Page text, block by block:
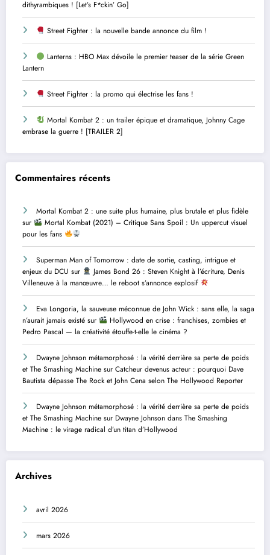
dithyrambiques ! [Let’s F*ckin’ Go]
Street Fighter : la nouvelle bande annonce du film !
Lanterns : HBO Max dévoile le premier teaser de la série Green
Lantern
Street Fighter : la promo qui électrise les fans !
Mortal Kombat 2 : un trailer épique et dramatique, Johnny Cage
embrase la guerre ! [TRAILER 2]
Commentaires récents
Mortal Kombat 2 : une suite plus humaine, plus brutale et plus fidèle
sur
Mortal Kombat (2021) – Critique Sans Spoil : Un uppercut visuel
pour les fans
Superman Man of Tomorrow : date de sortie, casting, intrigue et
enjeux du DCU sur
James Bond 26 : Steven Knight à l’écriture, Denis
Villeneuve à la manœuvre… le reboot s’annonce explosif
Eva Longoria, la sauveuse méconnue de John Wick : sans elle, la saga
n’aurait jamais existé sur
Hollywood en crise : franchises, zombies et
Pedro Pascal — la créativité étouffe-t-elle le cinéma ?
Dwayne Johnson métamorphosé : la vérité derrière sa perte de poids
et The Smashing Machine sur Catcheur devenus acteur : pourquoi Dave
Bautista dépasse The Rock et John Cena selon The Hollywood Reporter
Dwayne Johnson métamorphosé : la vérité derrière sa perte de poids
et The Smashing Machine sur Dwayne Johnson dans The Smashing
Machine : le virage radical d’un titan d’Hollywood
Archives
avril 2026
mars 2026